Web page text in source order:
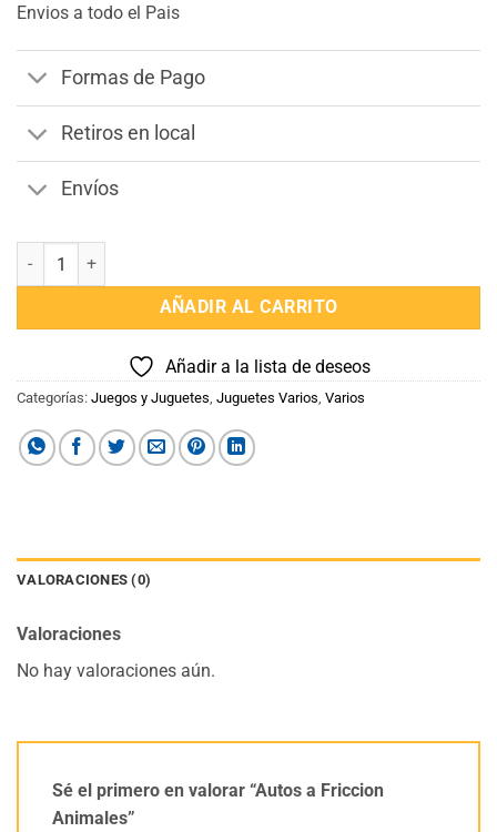
Envios a todo el Pais
Formas de Pago
Retiros en local
Envíos
Autos a Friccion Animales cantidad
AÑADIR AL CARRITO
Añadir a la lista de deseos
Categorías: Juegos y Juguetes, Juguetes Varios, Varios
VALORACIONES (0)
Valoraciones
No hay valoraciones aún.
Sé el primero en valorar “Autos a Friccion
Animales”